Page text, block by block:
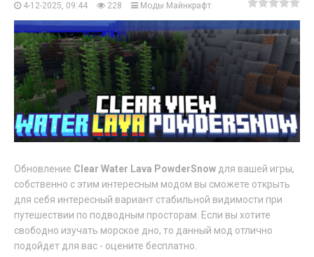
4-12-2025, 09:44 228 Моды Майнкрафт
Обновление Clear Water Lava PowderSnow для вашей игры,
собственно с этим интересным модом вы сможете открыть
для себя интересный вариант стабильной видимости при
путешествии по подводным просторам. Если вы хотите
свободно изучать морское дно, то данный мод отлично
подойдет для вас - оцените бесплатно.